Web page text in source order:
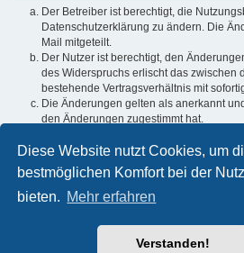
Diese Website nutzt Cookies, um
bestmöglichen Komfort bei der
bieten. Mehr erfahren
Verstanden!
Der Betreiber ist berechtigt, die
Datenschutzerklärung zu ändern. Die
Mail mitgeteilt.
Der Nutzer ist berechtigt, den
des Widerspruchs erlischt das zwischen
bestehende Vertragsverhältnis mit
Die Änderungen gelten als anerkannt
den Änderungen zugestimmt hat.
Informationen über den Umgang mit
sind in der Datenschutzerklärung
Powered byphpBB® Forum